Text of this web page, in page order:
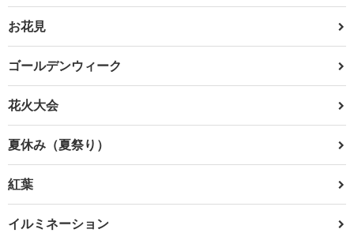
お花見
ゴールデンウィーク
花火大会
夏休み（夏祭り）
紅葉
イルミネーション